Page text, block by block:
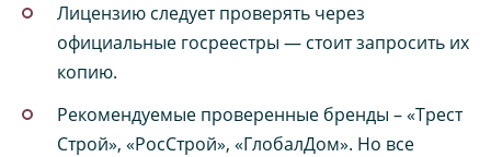
Лицензию следует проверять через
официальные госреестры — стоит запросить их
копию.
Рекомендуемые проверенные бренды – «Трест
Строй», «РосСтрой», «ГлобалДом». Но все